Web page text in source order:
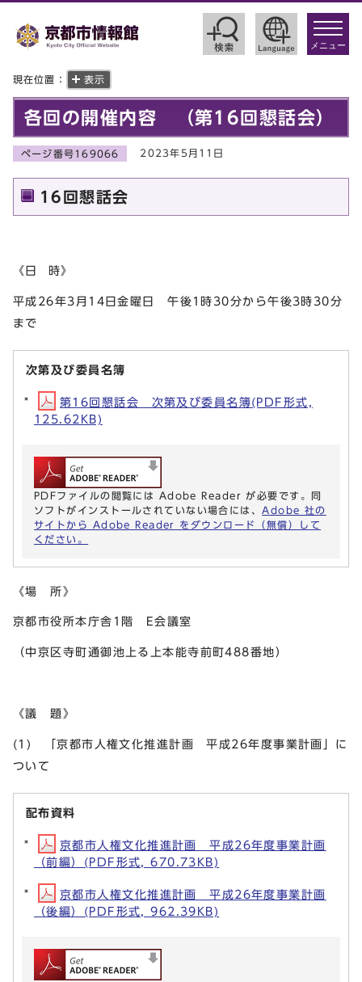
toggle
メニュー
現在位置： 表示
各回の開催内容 （第16回懇話会）
ページ番号169066 2023年5月11日
16回懇話会
《日 時》
平成26年3月14日金曜日 午後1時30分から午後3時30分
まで
次第及び委員名簿
第16回懇話会 次第及び委員名簿(PDF形式,
125.62KB)
PDFファイルの閲覧には Adobe Reader が必要です。同
ソフトがインストールされていない場合には、 Adobe 社の
サイトから Adobe Reader をダウンロード（無償）して
ください。
《場 所》
京都市役所本庁舎1階 E会議室
（中京区寺町通御池上る上本能寺前町488番地）
《議 題》
(1) 「京都市人権文化推進計画 平成26年度事業計画」に
ついて
配布資料
京都市人権文化推進計画 平成26年度事業計画
（前編）(PDF形式, 670.73KB)
京都市人権文化推進計画 平成26年度事業計画
（後編）(PDF形式, 962.39KB)